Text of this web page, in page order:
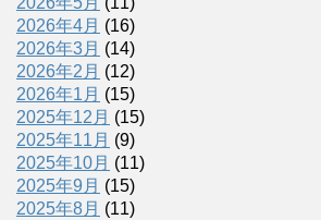
2026年4月 (16)
2026年3月 (14)
2026年2月 (12)
2026年1月 (15)
2025年12月 (15)
2025年11月 (9)
2025年10月 (11)
2025年9月 (15)
2025年8月 (11)